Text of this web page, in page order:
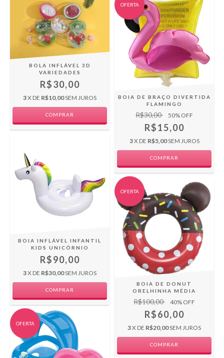
BOLA INFLÁVEL 3D
VARIEDADES
R$30,00
3X DE R$10,00SEM JUROS
COMPRAR
OFERTA
BOIA DE BRAÇO DIVERTIDA
FLAMINGO
R$30,00 50% OFF
R$15,00
3X DE R$5,00SEM JUROS
BOIA INFLÁVEL INFANTIL
KIDS UNICÓRNIO
R$90,00
3X DE R$30,00SEM JUROS
COMPRAR
OFERTA
BOIA DE DONUT
ORELHINHA MÉDIA
R$100,00 40% OFF
R$60,00
3X DE R$20,00SEM JUROS
COMPRAR
OFERTA